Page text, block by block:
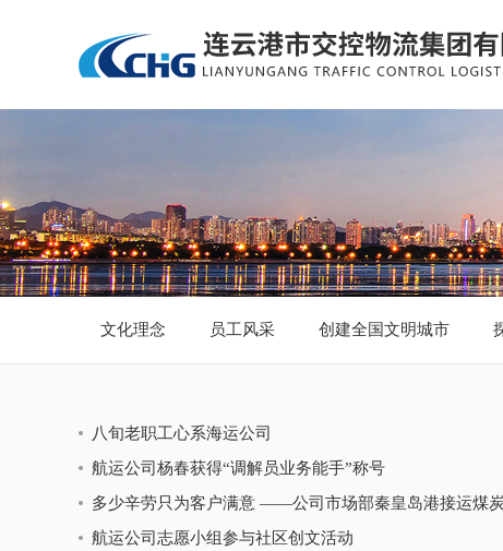
文化理念 员工风采 创建全国文明城市
八旬老职工心系海运公司
航运公司杨春获得“调解员业务能手”称号
多少辛劳只为客户满意 ——公司市场部秦皇岛港接运煤
航运公司志愿小组参与社区创文活动